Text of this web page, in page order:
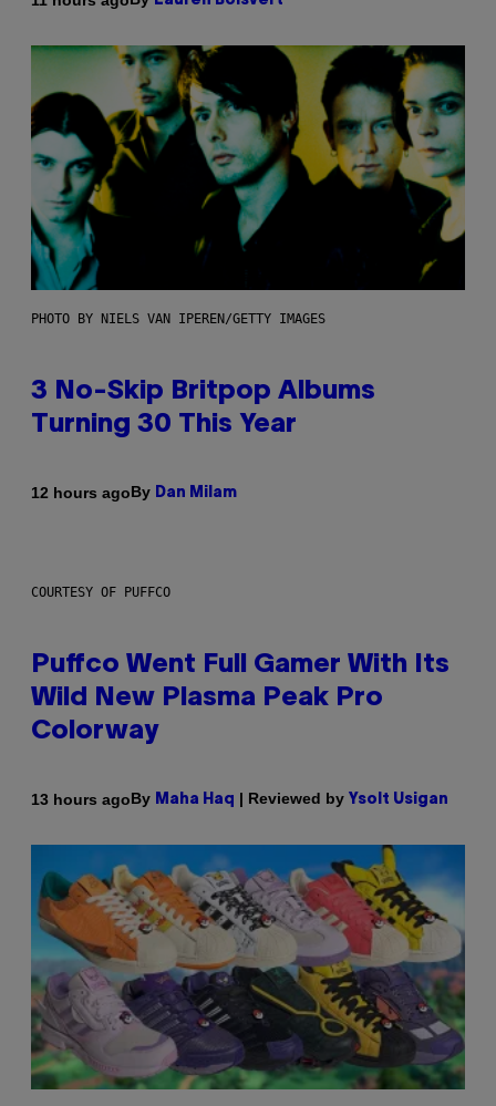
PHOTO BY NIELS VAN IPEREN/GETTY IMAGES
3 No-Skip Britpop Albums
Turning 30 This Year
12 hours agoBy Dan Milam
COURTESY OF PUFFCO
Puffco Went Full Gamer With Its
Wild New Plasma Peak Pro
Colorway
13 hours agoBy Maha Haq | Reviewed by Ysolt Usigan